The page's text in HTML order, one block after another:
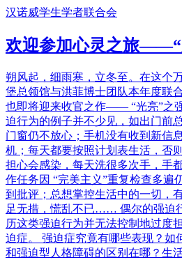
汉诺威学生学者联合会
欢迎参加心灵之旅——“
朔风起，细雨寒，立冬至。在这个
堡总领馆与洪菲博士团队本年度联
也即将迎来收官之作—— “光亮”之
迫行为的例子并不少见，如出门前
门窗仍不放心；手机没有收到新信
机；每天都要按照计划表生活，否
担心会感染，每天洗很多次手，手
作任务因 “完美主义”重复检查多遍
到批评；总想掌控生活中的一切，
足无措，慌乱不已…… 偶尔的强迫
历这类强迫行为并无法控制地过度
迫症。 强迫症究竟有哪些表现？如
和强迫型人格障碍的区别在哪？生